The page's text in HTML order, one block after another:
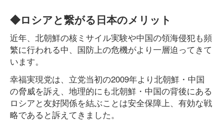
◆ロシアと繋がる日本のメリット
近年、北朝鮮の核ミサイル実験や中国の領海侵犯も頻
繁に行われる中、国防上の危機がより一層迫ってきて
います。
幸福実現党は、立党当初の2009年より北朝鮮・中国
の脅威を訴え、地理的にも北朝鮮・中国の背後にある
ロシアと友好関係を結ぶことは安全保障上、有効な戦
略であると訴えてきました。